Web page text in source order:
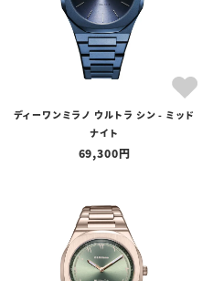
ディーワンミラノ ウルトラ シン - ミッド
ナイト
69,300